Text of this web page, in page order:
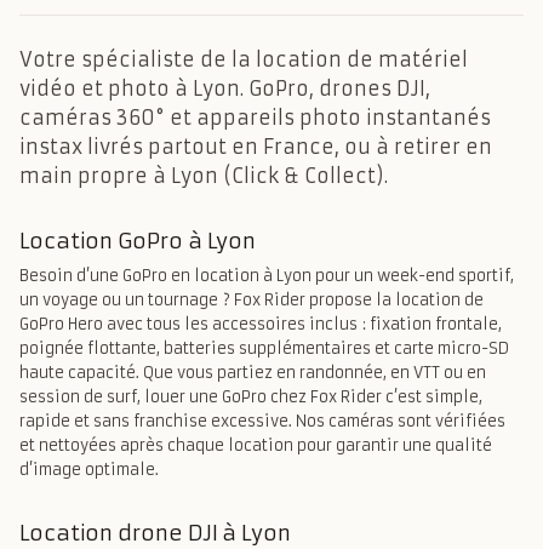
Votre spécialiste de la location de matériel
vidéo et photo à Lyon. GoPro, drones DJI,
caméras 360° et appareils photo instantanés
instax livrés partout en France, ou à retirer en
main propre à Lyon (Click & Collect).
Location GoPro à Lyon
Besoin d’une GoPro en location à Lyon pour un week-end sportif,
un voyage ou un tournage ? Fox Rider propose la location de
GoPro Hero avec tous les accessoires inclus : fixation frontale,
poignée flottante, batteries supplémentaires et carte micro-SD
haute capacité. Que vous partiez en randonnée, en VTT ou en
session de surf, louer une GoPro chez Fox Rider c’est simple,
rapide et sans franchise excessive. Nos caméras sont vérifiées
et nettoyées après chaque location pour garantir une qualité
d’image optimale.
Location drone DJI à Lyon